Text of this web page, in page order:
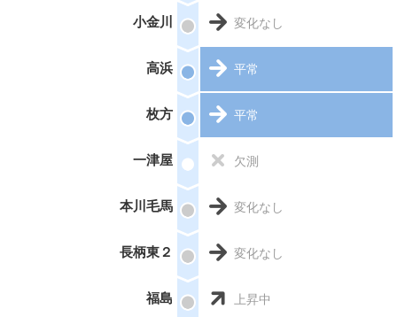
小金川 変化なし
高浜 平常
枚方 平常
一津屋 欠測
本川毛馬 変化なし
長柄東２ 変化なし
福島 上昇中